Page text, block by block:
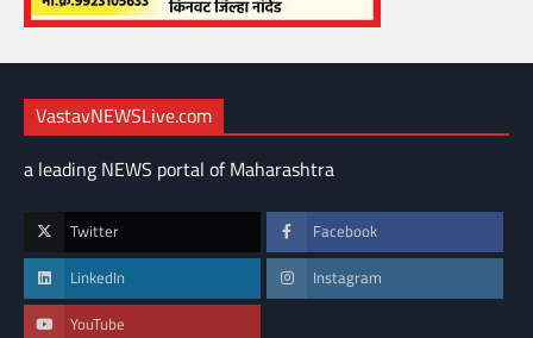
VastavNEWSLive.com
a leading NEWS portal of Maharashtra
Twitter Facebook
LinkedIn Instagram
YouTube